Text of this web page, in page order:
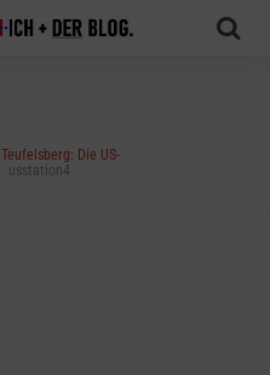
Teufelsberg: Die US-
usstation4